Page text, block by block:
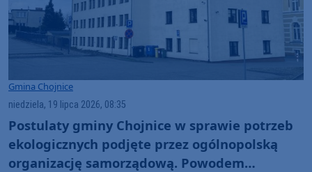
Gmina Chojnice
niedziela, 19 lipca 2026, 08:35
Postulaty gminy Chojnice w sprawie potrzeb
ekologicznych podjęte przez ogólnopolską
organizację samorządową. Powodem